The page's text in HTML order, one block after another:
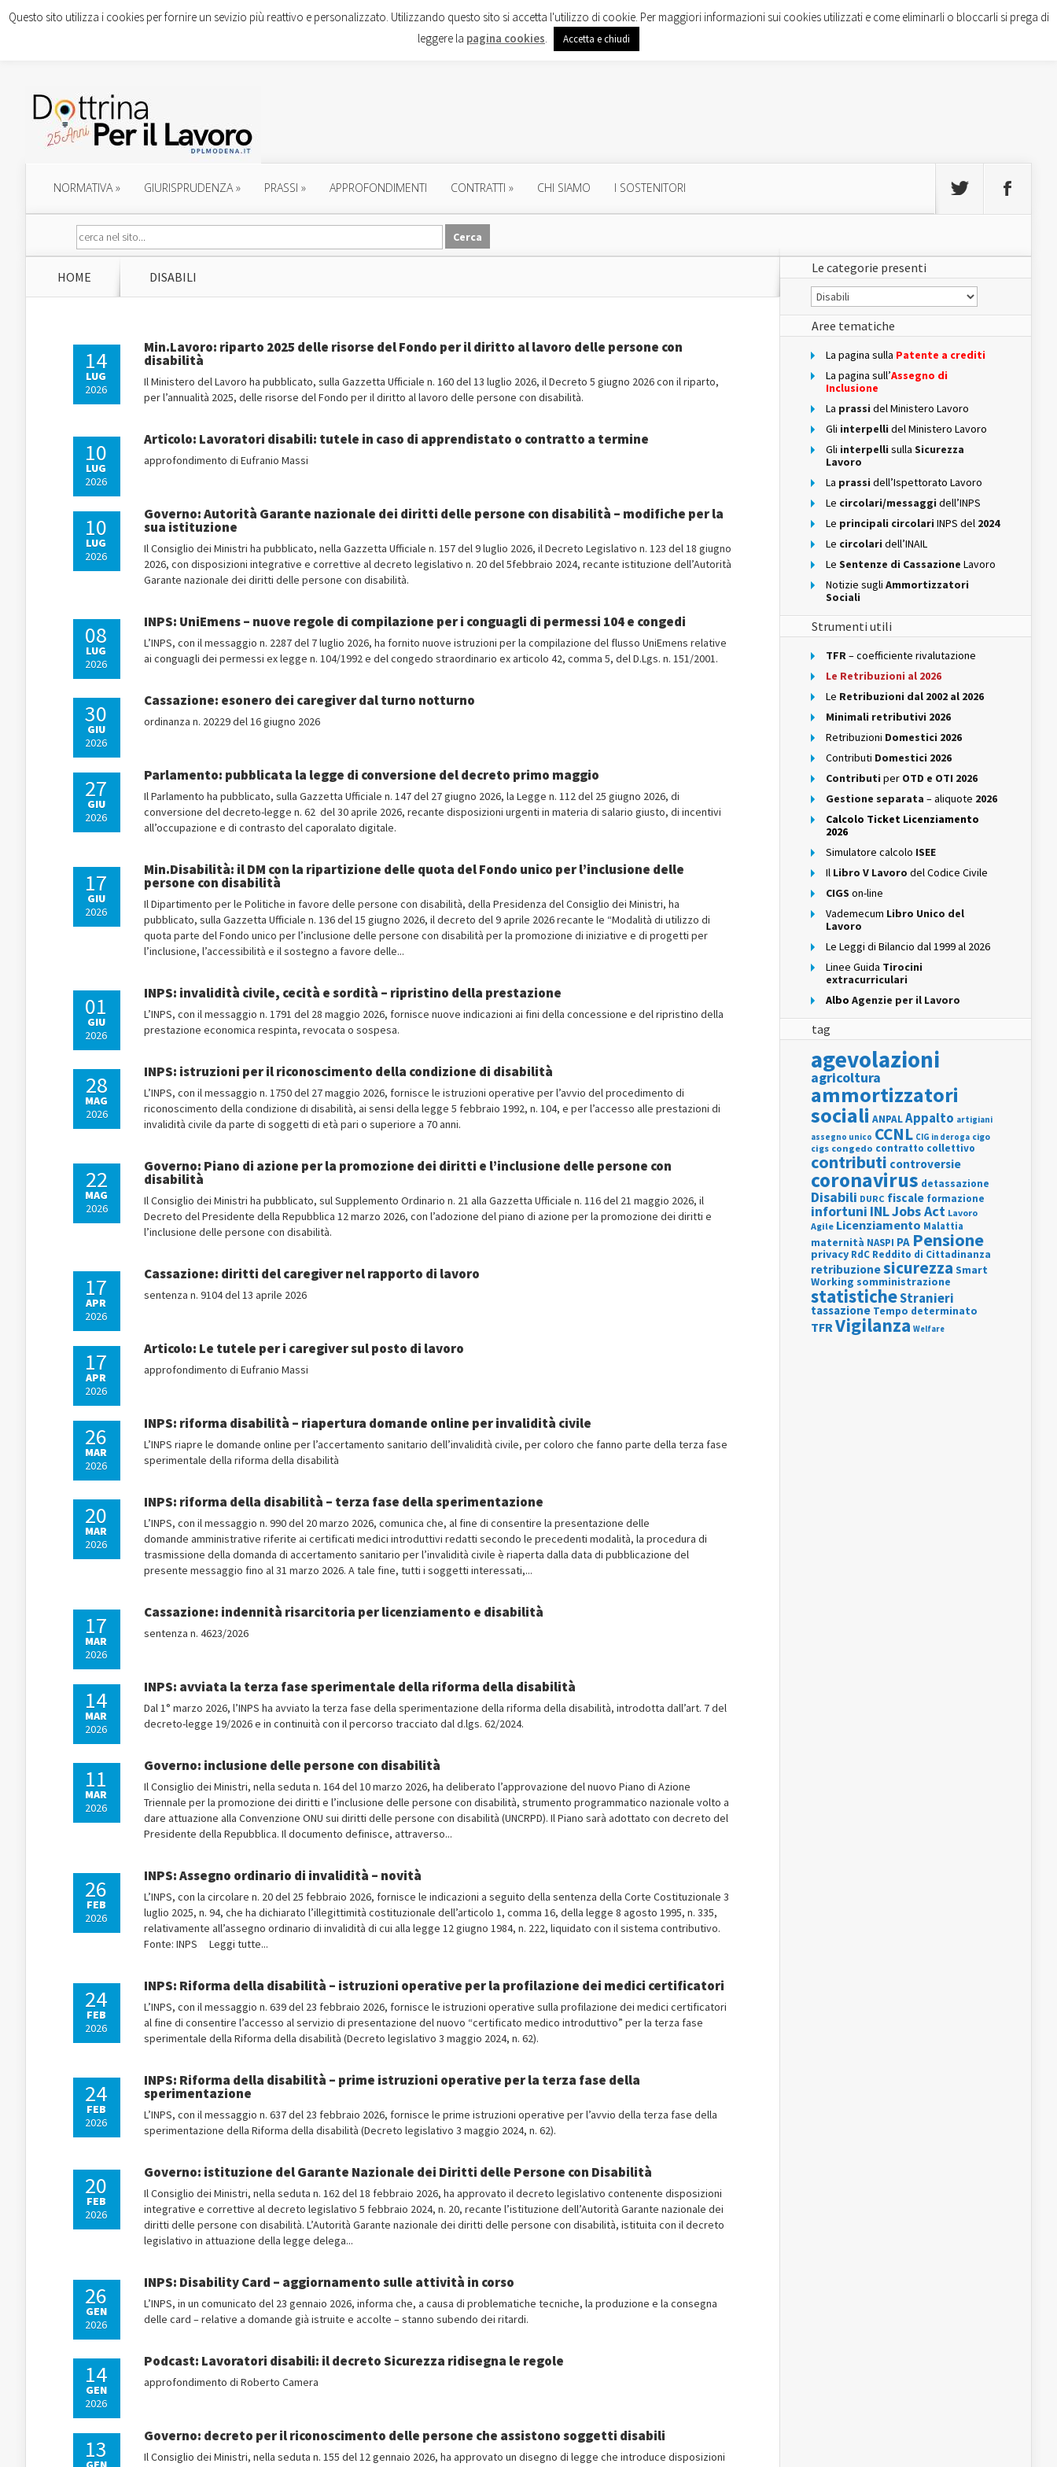
NORMATIVA» GIURISPRUDENZA» PRASSI » APPROFONDIMENTI CONTRATTI » CHI SIAMO I SOSTENITORI
HOME DISABILI
14
LUG
2026
Min.Lavoro: riparto 2025 delle risorse del Fondo per il diritto al lavoro delle persone con
disabilità
Il Ministero del Lavoro ha pubblicato, sulla Gazzetta Ufficiale n. 160 del 13 luglio 2026, il Decreto 5 giugno 2026 con il riparto,
per l’annualità 2025, delle risorse del Fondo per il diritto al lavoro delle persone con disabilità.
10
LUG
2026
Articolo: Lavoratori disabili: tutele in caso di apprendistato o contratto a termine
approfondimento di Eufranio Massi
10
LUG
2026
Governo: Autorità Garante nazionale dei diritti delle persone con disabilità – modifiche per la
sua istituzione
Il Consiglio dei Ministri ha pubblicato, nella Gazzetta Ufficiale n. 157 del 9 luglio 2026, il Decreto Legislativo n. 123 del 18 giugno
2026, con disposizioni integrative e correttive al decreto legislativo n. 20 del 5febbraio 2024, recante istituzione dell’Autorità
Garante nazionale dei diritti delle persone con disabilità.
08
LUG
2026
INPS: UniEmens – nuove regole di compilazione per i conguagli di permessi 104 e congedi
L’INPS, con il messaggio n. 2287 del 7 luglio 2026, ha fornito nuove istruzioni per la compilazione del flusso UniEmens relative
ai conguagli dei permessi ex legge n. 104/1992 e del congedo straordinario ex articolo 42, comma 5, del D.Lgs. n. 151/2001.
30
GIU
2026
Cassazione: esonero dei caregiver dal turno notturno
ordinanza n. 20229 del 16 giugno 2026
27
GIU
2026
Parlamento: pubblicata la legge di conversione del decreto primo maggio
Il Parlamento ha pubblicato, sulla Gazzetta Ufficiale n. 147 del 27 giugno 2026, la Legge n. 112 del 25 giugno 2026, di
conversione del decreto-legge n. 62 del 30 aprile 2026, recante disposizioni urgenti in materia di salario giusto, di incentivi
all’occupazione e di contrasto del caporalato digitale.
17
GIU
2026
Min.Disabilità: il DM con la ripartizione delle quota del Fondo unico per l’inclusione delle
persone con disabilità
Il Dipartimento per le Politiche in favore delle persone con disabilità, della Presidenza del Consiglio dei Ministri, ha
pubblicato, sulla Gazzetta Ufficiale n. 136 del 15 giugno 2026, il decreto del 9 aprile 2026 recante le “Modalità di utilizzo di
quota parte del Fondo unico per l’inclusione delle persone con disabilità per la promozione di iniziative e di progetti per
l’inclusione, l’accessibilità e il sostegno a favore delle...
01
GIU
2026
INPS: invalidità civile, cecità e sordità – ripristino della prestazione
L’INPS, con il messaggio n. 1791 del 28 maggio 2026, fornisce nuove indicazioni ai fini della concessione e del ripristino della
prestazione economica respinta, revocata o sospesa.
28
MAG
2026
INPS: istruzioni per il riconoscimento della condizione di disabilità
L’INPS, con il messaggio n. 1750 del 27 maggio 2026, fornisce le istruzioni operative per l’avvio del procedimento di
riconoscimento della condizione di disabilità, ai sensi della legge 5 febbraio 1992, n. 104, e per l’accesso alle prestazioni di
invalidità civile da parte di soggetti di età pari o superiore a 70 anni.
22
MAG
2026
Governo: Piano di azione per la promozione dei diritti e l’inclusione delle persone con
disabilità
Il Consiglio dei Ministri ha pubblicato, sul Supplemento Ordinario n. 21 alla Gazzetta Ufficiale n. 116 del 21 maggio 2026, il
Decreto del Presidente della Repubblica 12 marzo 2026, con l’adozione del piano di azione per la promozione dei diritti e
l’inclusione delle persone con disabilità.
17
APR
2026
Cassazione: diritti del caregiver nel rapporto di lavoro
sentenza n. 9104 del 13 aprile 2026
17
APR
2026
Articolo: Le tutele per i caregiver sul posto di lavoro
approfondimento di Eufranio Massi
26
MAR
2026
INPS: riforma disabilità – riapertura domande online per invalidità civile
L’INPS riapre le domande online per l’accertamento sanitario dell’invalidità civile, per coloro che fanno parte della terza fase
sperimentale della riforma della disabilità
20
MAR
2026
INPS: riforma della disabilità – terza fase della sperimentazione
L’INPS, con il messaggio n. 990 del 20 marzo 2026, comunica che, al fine di consentire la presentazione delle
domande amministrative riferite ai certificati medici introduttivi redatti secondo le precedenti modalità, la procedura di
trasmissione della domanda di accertamento sanitario per l’invalidità civile è riaperta dalla data di pubblicazione del
presente messaggio fino al 31 marzo 2026. A tale fine, tutti i soggetti interessati,...
17
MAR
2026
Cassazione: indennità risarcitoria per licenziamento e disabilità
sentenza n. 4623/2026
14
MAR
2026
INPS: avviata la terza fase sperimentale della riforma della disabilità
Dal 1° marzo 2026, l’INPS ha avviato la terza fase della sperimentazione della riforma della disabilità, introdotta dall’art. 7 del
decreto-legge 19/2026 e in continuità con il percorso tracciato dal d.lgs. 62/2024.
11
MAR
2026
Governo: inclusione delle persone con disabilità
Il Consiglio dei Ministri, nella seduta n. 164 del 10 marzo 2026, ha deliberato l’approvazione del nuovo Piano di Azione
Triennale per la promozione dei diritti e l’inclusione delle persone con disabilità, strumento programmatico nazionale volto a
dare attuazione alla Convenzione ONU sui diritti delle persone con disabilità (UNCRPD). Il Piano sarà adottato con decreto del
Presidente della Repubblica. Il documento definisce, attraverso...
26
FEB
2026
INPS: Assegno ordinario di invalidità – novità
L’INPS, con la circolare n. 20 del 25 febbraio 2026, fornisce le indicazioni a seguito della sentenza della Corte Costituzionale 3
luglio 2025, n. 94, che ha dichiarato l’illegittimità costituzionale dell’articolo 1, comma 16, della legge 8 agosto 1995, n. 335,
relativamente all’assegno ordinario di invalidità di cui alla legge 12 giugno 1984, n. 222, liquidato con il sistema contributivo.
Fonte: INPS Leggi tutte...
24
FEB
2026
INPS: Riforma della disabilità – istruzioni operative per la profilazione dei medici certificatori
L’INPS, con il messaggio n. 639 del 23 febbraio 2026, fornisce le istruzioni operative sulla profilazione dei medici certificatori
al fine di consentire l’accesso al servizio di presentazione del nuovo “certificato medico introduttivo” per la terza fase
sperimentale della Riforma della disabilità (Decreto legislativo 3 maggio 2024, n. 62).
24
FEB
2026
INPS: Riforma della disabilità – prime istruzioni operative per la terza fase della
sperimentazione
L’INPS, con il messaggio n. 637 del 23 febbraio 2026, fornisce le prime istruzioni operative per l’avvio della terza fase della
sperimentazione della Riforma della disabilità (Decreto legislativo 3 maggio 2024, n. 62).
20
FEB
2026
Governo: istituzione del Garante Nazionale dei Diritti delle Persone con Disabilità
Il Consiglio dei Ministri, nella seduta n. 162 del 18 febbraio 2026, ha approvato il decreto legislativo contenente disposizioni
integrative e correttive al decreto legislativo 5 febbraio 2024, n. 20, recante l’istituzione dell’Autorità Garante nazionale dei
diritti delle persone con disabilità. L’Autorità Garante nazionale dei diritti delle persone con disabilità, istituita con il decreto
legislativo in attuazione della legge delega...
26
GEN
2026
INPS: Disability Card – aggiornamento sulle attività in corso
L’INPS, in un comunicato del 23 gennaio 2026, informa che, a causa di problematiche tecniche, la produzione e la consegna
delle card – relative a domande già istruite e accolte – stanno subendo dei ritardi.
14
GEN
2026
Podcast: Lavoratori disabili: il decreto Sicurezza ridisegna le regole
approfondimento di Roberto Camera
13 Governo: decreto per il riconoscimento delle persone che assistono soggetti disabili
Il Consiglio dei Ministri, nella seduta n. 155 del 12 gennaio 2026, ha approvato un disegno di legge che introduce disposizioni
Le categorie presenti
Le
categorie
presenti
Aree tematiche
La pagina sulla Patente a crediti
La pagina sull’Assegno di
Inclusione
La prassi del Ministero Lavoro
Gli interpelli del Ministero Lavoro
Gli interpelli sulla Sicurezza
Lavoro
La prassi dell’Ispettorato Lavoro
Le circolari/messaggi dell’INPS
Le principali circolari INPS del 2024
Le circolari dell’INAIL
Le Sentenze di Cassazione Lavoro
Notizie sugli Ammortizzatori
Sociali
Strumenti utili
TFR– coefficiente rivalutazione
Le Retribuzioni al 2026
Le Retribuzioni dal 2002 al 2026
Minimali retributivi 2026
Retribuzioni Domestici 2026
Contributi Domestici 2026
Contributi per OTD e OTI 2026
Gestione separata – aliquote 2026
Calcolo Ticket Licenziamento
2026
Simulatore calcolo ISEE
Il Libro V Lavoro del Codice Civile
CIGS on-line
Vademecum Libro Unico del
Lavoro
Le Leggi di Bilancio dal 1999 al 2026
Linee Guida Tirocini
extracurriculari
Albo Agenzie per il Lavoro
tag
agevolazioni
agricoltura
ammortizzatori
sociali ANPALAppalto artigiani
assegno unico CCNL CIG in deroga cigo
cigs congedo contratto collettivo
contributi controversie
coronavirus detassazione
Disabili DURC fiscale formazione
infortuni INLJobs Act Lavoro
Agile Licenziamento Malattia
maternità NASPI PA Pensione
privacy RdC Reddito di Cittadinanza
retribuzionesicurezza Smart
Working somministrazione
statisticheStranieri
tassazione Tempo determinato
TFRVigilanza Welfare
Questo sito utilizza i cookies per fornire un sevizio più reattivo e personalizzato. Utilizzando questo sito si accetta l'utilizzo di cookie. Per maggiori informazioni sui cookies utilizzati e come eliminarli o bloccarli si prega di
leggere la pagina cookies. Accetta e chiudi